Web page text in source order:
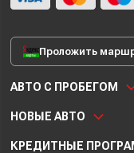
Проложить
АВТО С ПРОБЕГОМ
НОВЫЕ АВТО
КРЕДИТНЫЕ